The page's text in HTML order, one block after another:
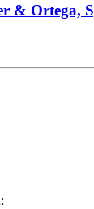
& Ortega,